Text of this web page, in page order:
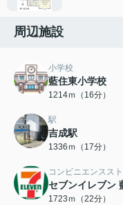
周辺施設
小学校
藍住東小学校
1214ｍ（16分）
駅
吉成駅
1336ｍ（17分）
コンビニエンスス
セブンイレブン
1723ｍ（22分）